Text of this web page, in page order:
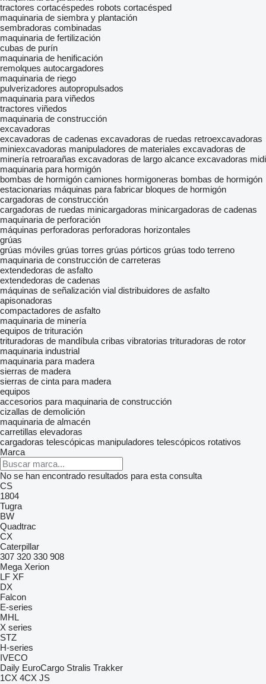
tractores cortacéspedes robots cortacésped
maquinaria de siembra y plantación
sembradoras combinadas
maquinaria de fertilización
cubas de purín
maquinaria de henificación
remolques autocargadores
maquinaria de riego
pulverizadores autopropulsados
maquinaria para viñedos
tractores viñedos
maquinaria de construcción
excavadoras
excavadoras de cadenas excavadoras de ruedas retroexcavadoras
miniexcavadoras manipuladores de materiales excavadoras de
minería retroarañas excavadoras de largo alcance excavadoras midi
maquinaria para hormigón
bombas de hormigón camiones hormigoneras bombas de hormigón
estacionarias máquinas para fabricar bloques de hormigón
cargadoras de construcción
cargadoras de ruedas minicargadoras minicargadoras de cadenas
maquinaria de perforación
máquinas perforadoras perforadoras horizontales
grúas
grúas móviles grúas torres grúas pórticos grúas todo terreno
maquinaria de construcción de carreteras
extendedoras de asfalto
extendedoras de cadenas
máquinas de señalización vial distribuidores de asfalto
apisonadoras
compactadores de asfalto
maquinaria de minería
equipos de trituración
trituradoras de mandíbula cribas vibratorias trituradoras de rotor
maquinaria industrial
maquinaria para madera
sierras de madera
sierras de cinta para madera
equipos
accesorios para maquinaria de construcción
cizallas de demolición
maquinaria de almacén
carretillas elevadoras
cargadoras telescópicas manipuladores telescópicos rotativos
Marca
No se han encontrado resultados para esta consulta
CS
1804
Tugra
BW
Quadtrac
CX
Caterpillar
307 320 330 908
Mega Xerion
LF XF
DX
Falcon
E-series
MHL
X series
STZ
H-series
IVECO
Daily EuroCargo Stralis Trakker
1CX 4CX JS